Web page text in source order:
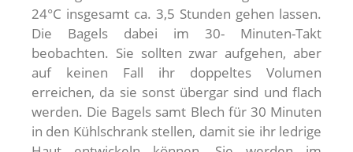
24°C insgesamt ca. 3,5 Stunden gehen lassen.
Die Bagels dabei im 30- Minuten-Takt
beobachten. Sie sollten zwar aufgehen, aber
auf keinen Fall ihr doppeltes Volumen
erreichen, da sie sonst übergar sind und flach
werden. Die Bagels samt Blech für 30 Minuten
in den Kühlschrank stellen, damit sie ihr ledrige